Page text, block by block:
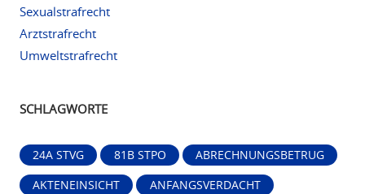
Sexualstrafrecht
Arztstrafrecht
Umweltstrafrecht
SCHLAGWORTE
24A STVG 81B STPO ABRECHNUNGSBETRUG
AKTENEINSICHT ANFANGSVERDACHT